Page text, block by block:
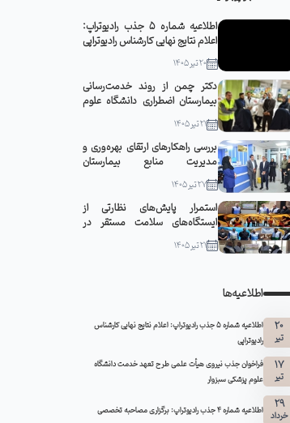
اطلاعیه شماره 5 جذب رادیوتراپ:
اعلام نتایج نهایی کارشناس رادیوتراپی
20 تیر 1405
دکتر چمن از روند خدمت‌رسانی
بیمارستان اضطراری دانشگاه علوم
پزشکی سبزوار در مشهد مقدس
بازدید کرد
21 تیر 1405
بررسی راهکارهای ارتقای بهره‌وری و
مدیریت منابع بیمارستان
قمربنی‌هاشم(ع) جوین با حضور
رئیس دانشگاه
27 تیر 1405
استمرار پایش‌های نظارتی از
ایستگاه‌های سلامت مستقر در
مواکب سبزوار
21 تیر 1405
اطلاعیه‌ها
20
تیر
اطلاعیه شماره 5 جذب رادیوتراپ: اعلام نتایج نهایی کارشناس
رادیوتراپی
17
تیر
فراخوان جذب نیروی هیأت علمی طرح تعهد خدمت دانشگاه
علوم پزشکی سبزوار
29
خرداد اطلاعیه شماره ۴ جذب رادیوتراپ: برگزاری مصاحبه تخصصی